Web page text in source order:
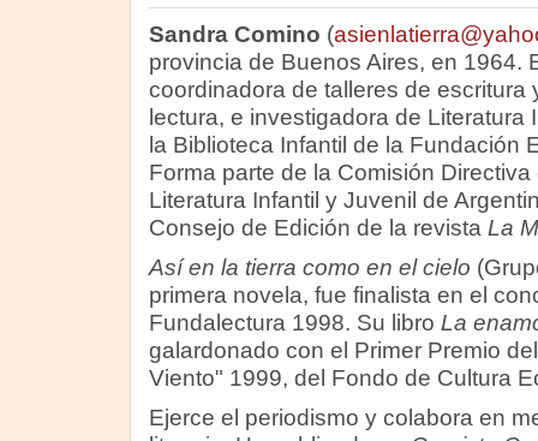
Sandra Comino (
provincia de Buenos Aires, en 1964.
coordinadora de talleres de escritura
lectura, e investigadora de Literatura
la Biblioteca Infantil de la Fundación
Forma parte de la Comisión
Literatura Infantil y Juvenil de
Consejo de Edición de la revista La
Así en la tierra como en el cielo
primera novela, fue finalista en el
Fundalectura 1998. Su libro La
galardonado con el Primer Premio
Viento" 1999, del Fondo de Cultura
Ejerce el periodismo y colabora en